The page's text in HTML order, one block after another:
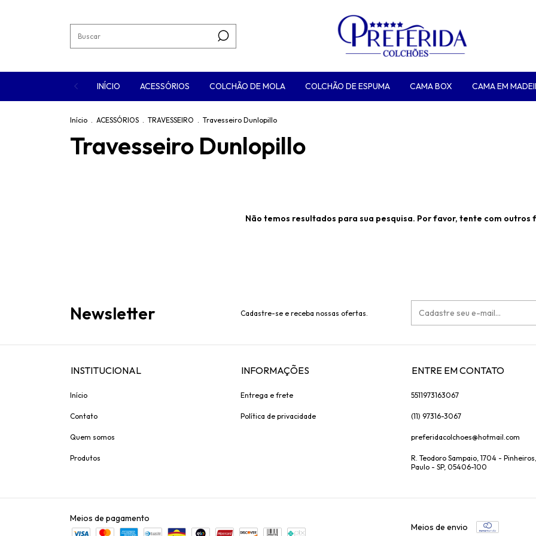
INÍCIO ACESSÓRIOS COLCHÃO DE MOLA COLCHÃO DE ESPUMA CAMA BOX CAMA EM
Início . ACESSÓRIOS . TRAVESSEIRO . Travesseiro Dunlopillo
Travesseiro Dunlopillo
Não temos resultados para sua pesquisa. Por favor, tente com outros
Newsletter Cadastre-se e receba nossas ofertas.
INSTITUCIONAL
Início
Contato
Quem somos
Produtos
INFORMAÇÕES
Entrega e frete
Política de privacidade
ENTRE EM CONTATO
5511973163067
(11) 97316-3067
preferidacolchoes@hotmail.com
R. Teodoro Sampaio, 1704 -
Paulo - SP, 05406-100
Meios de pagamento
Meios de envio